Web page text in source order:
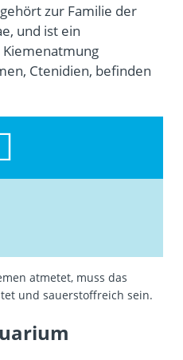
zur Familie der
und ist ein
Ctenidien, befinden
atmetet, muss das
und sauerstoffreich sein.